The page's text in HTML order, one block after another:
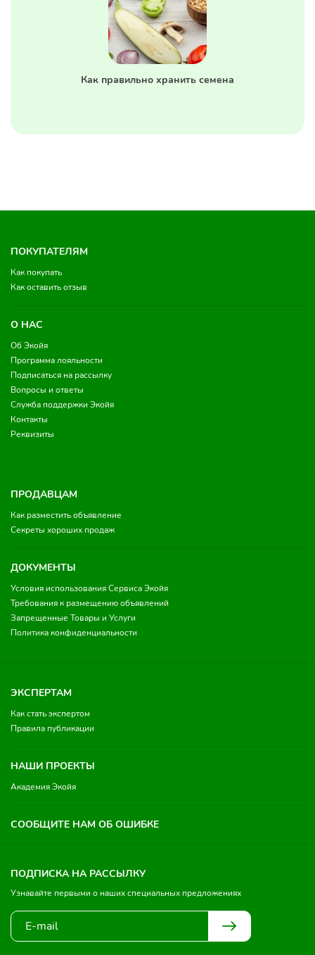
Как правильно хранить семена
ПОКУПАТЕЛЯМ
Как покупать
Как оставить отзыв
О НАС
Об Экойя
Программа лояльности
Подписаться на рассылку
Вопросы и ответы
Служба поддержки Экойя
Контакты
Реквизиты
ПРОДАВЦАМ
Как разместить объявление
Секреты хороших продаж
ДОКУМЕНТЫ
Условия использования Сервиса Экойя
Требования к размещению объявлений
Запрещенные Товары и Услуги
Политика конфиденциальности
ЭКСПЕРТАМ
Как стать экспертом
Правила публикации
НАШИ ПРОЕКТЫ
Академия Экойя
СООБЩИТЕ НАМ ОБ ОШИБКЕ
ПОДПИСКА НА РАССЫЛКУ
Узнавайте первыми о наших специальных предложениях